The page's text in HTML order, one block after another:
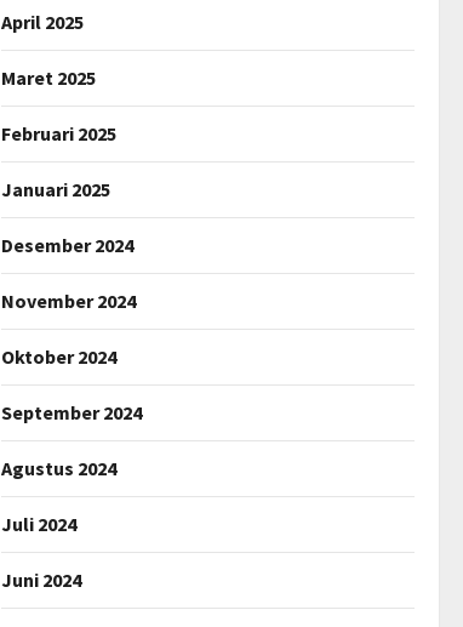
April 2025
Maret 2025
Februari 2025
Januari 2025
Desember 2024
November 2024
Oktober 2024
September 2024
Agustus 2024
Juli 2024
Juni 2024